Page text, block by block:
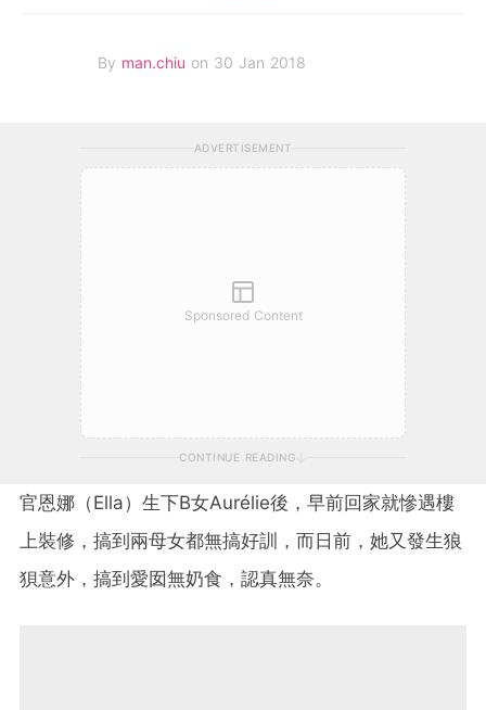
By man.chiu on 30 Jan 2018
ADVERTISEMENT
Sponsored Content
CONTINUE READING
官恩娜（Ella）生下B女Aurélie後，早前回家就慘遇樓
上裝修，搞到兩母女都無搞好訓，而日前，她又發生狼
狽意外，搞到愛囡無奶食，認真無奈。